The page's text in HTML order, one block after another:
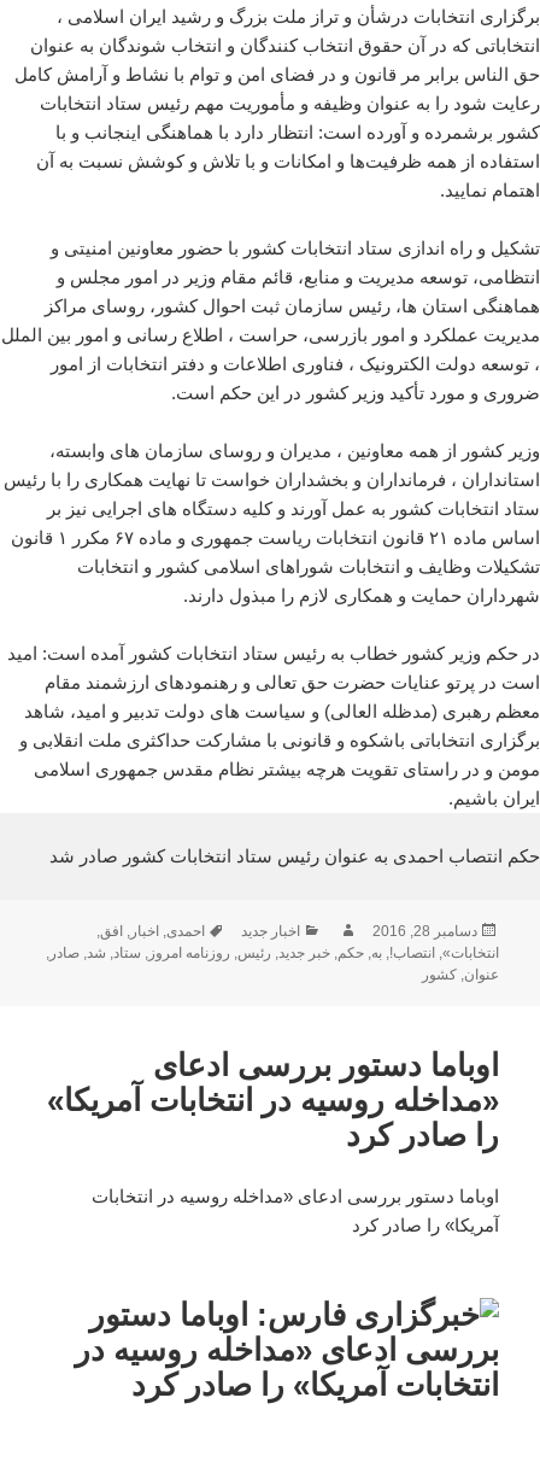
برگزاری انتخابات درشأن و تراز ملت بزرگ و رشید ایران اسلامی ،
انتخاباتی که در آن حقوق انتخاب کنندگان و انتخاب شوندگان به عنوان
حق الناس برابر مر قانون و در فضای امن و توام با نشاط و آرامش کامل
رعایت شود را به عنوان وظیفه و مأموریت مهم رئیس ستاد انتخابات
کشور برشمرده و آورده است: انتظار دارد با هماهنگی اینجانب و با
استفاده از همه ظرفیت‌ها و امکانات و با تلاش و کوشش نسبت به آن
اهتمام نمایید.
تشکیل و راه اندازی ستاد انتخابات کشور با حضور معاونین امنیتی و
انتظامی، توسعه مدیریت و منابع، قائم مقام وزیر در امور مجلس و
هماهنگی استان ها، رئیس سازمان ثبت احوال کشور، روسای مراکز
مدیریت عملکرد و امور بازرسی، حراست ، اطلاع رسانی و امور بین الملل
، توسعه دولت الکترونیک ، فناوری اطلاعات و دفتر انتخابات از امور
ضروری و مورد تأکید وزیر کشور در این حکم است.
وزیر کشور از همه معاونین ، مدیران و روسای سازمان های وابسته،
استانداران ، فرمانداران و بخشداران خواست تا نهایت همکاری را با رئیس
ستاد انتخابات کشور به عمل آورند و کلیه دستگاه های اجرایی نیز بر
اساس ماده ۲۱ قانون انتخابات ریاست جمهوری و ماده ۶۷ مکرر ۱ قانون
تشکیلات وظایف و انتخابات شوراهای اسلامی کشور و انتخابات
شهرداران حمایت و همکاری لازم را مبذول دارند.
در حکم وزیر کشور خطاب به رئیس ستاد انتخابات کشور آمده است: امید
است در پرتو عنایات حضرت حق تعالی و رهنمودهای ارزشمند مقام
معظم رهبری (مدظله العالی) و سیاست های دولت تدبیر و امید، شاهد
برگزاری انتخاباتی باشکوه و قانونی با مشارکت حداکثری ملت انقلابی و
مومن و در راستای تقویت هرچه بیشتر نظام مقدس جمهوری اسلامی
ایران باشیم.
حکم انتصاب احمدی به عنوان رئیس ستاد انتخابات کشور صادر شد
ارسال
شده
در
دسامبر 28, 2016 نویسندهدسته‌ها
اخبار جدید برچسب‌ها
احمدی, اخبار, افق,
انتخابات», انتصاب!,به,حکم,خبر جدید, رئیس, روزنامه امروز, ستاد, شد,صادر,
عنوان,کشور
اوباما دستور بررسی ادعای
«مداخله روسیه در انتخابات آمریکا»
را صادر کرد
اوباما دستور بررسی ادعای «مداخله روسیه در انتخابات
آمریکا» را صادر کرد